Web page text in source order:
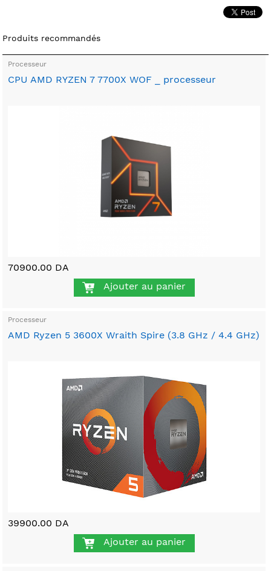
Produits recommandés
Processeur
CPU AMD RYZEN 7 7700X WOF _ processeur
70900.00 DA
Ajouter au panier
Processeur
AMD Ryzen 5 3600X Wraith Spire (3.8 GHz / 4.4 GHz)
39900.00 DA
Ajouter au panier